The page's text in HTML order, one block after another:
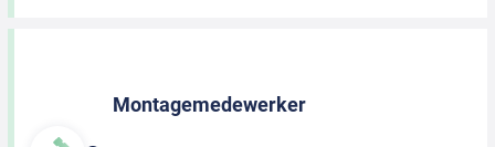
Montagemedewerker